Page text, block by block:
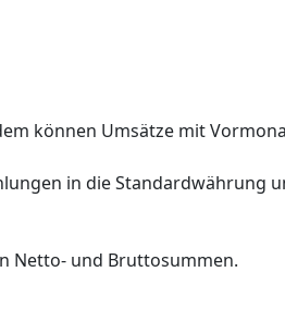
können Umsätze mit
in die Standardwährung
Netto- und Bruttosummen.